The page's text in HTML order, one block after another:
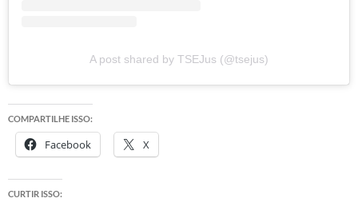
A post shared by TSEJus (@tsejus)
COMPARTILHE ISSO:
Facebook X
CURTIR ISSO: